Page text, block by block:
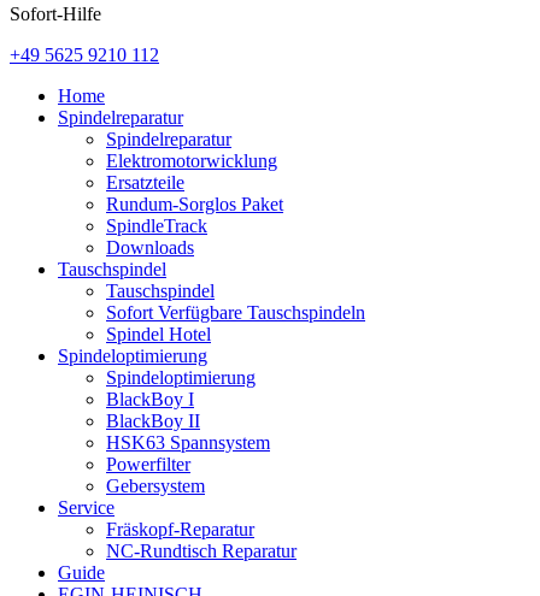
Sofort-Hilfe
+49 5625 9210 112
Home
Spindelreparatur
Spindelreparatur
Elektromotorwicklung
Ersatzteile
Rundum-Sorglos Paket
SpindleTrack
Downloads
Tauschspindel
Tauschspindel
Sofort Verfügbare Tauschspindeln
Spindel Hotel
Spindeloptimierung
Spindeloptimierung
BlackBoy I
BlackBoy II
HSK63 Spannsystem
Powerfilter
Gebersystem
Service
Fräskopf-Reparatur
NC-Rundtisch Reparatur
Guide